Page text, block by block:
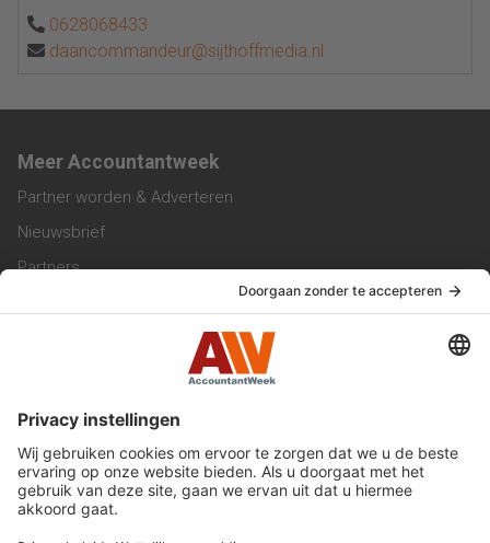
0628068433
daancommandeur@sijthoffmedia.nl
Meer Accountantweek
Partner worden & Adverteren
Nieuwsbrief
Partners
Privacy Statement
Algemene Voorwaarden